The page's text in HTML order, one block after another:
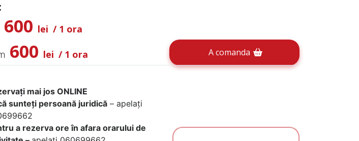
600 lei / 1 ora
600 lei / 1 ora A comanda
mai jos ONLINE
sunteți persoană juridică – apelați
a rezerva ore în afara orarului de